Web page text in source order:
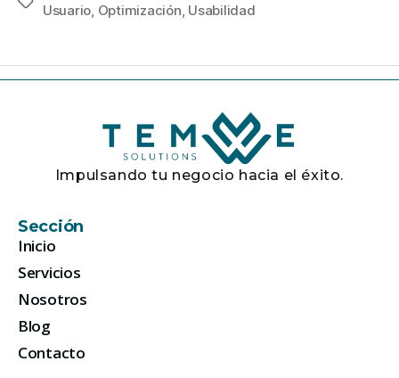
Usuario, Optimización, Usabilidad
Impulsando tu negocio hacia el éxito.
Sección
Inicio
Servicios
Nosotros
Blog
Contacto